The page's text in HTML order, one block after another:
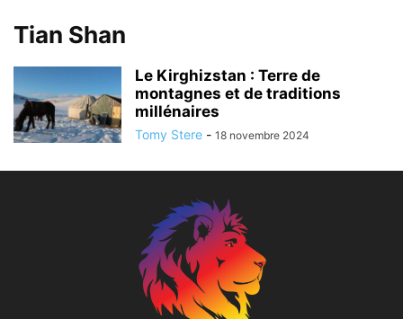
Tian Shan
Le Kirghizstan : Terre de
montagnes et de traditions
millénaires
Tomy Stere - 18 novembre 2024